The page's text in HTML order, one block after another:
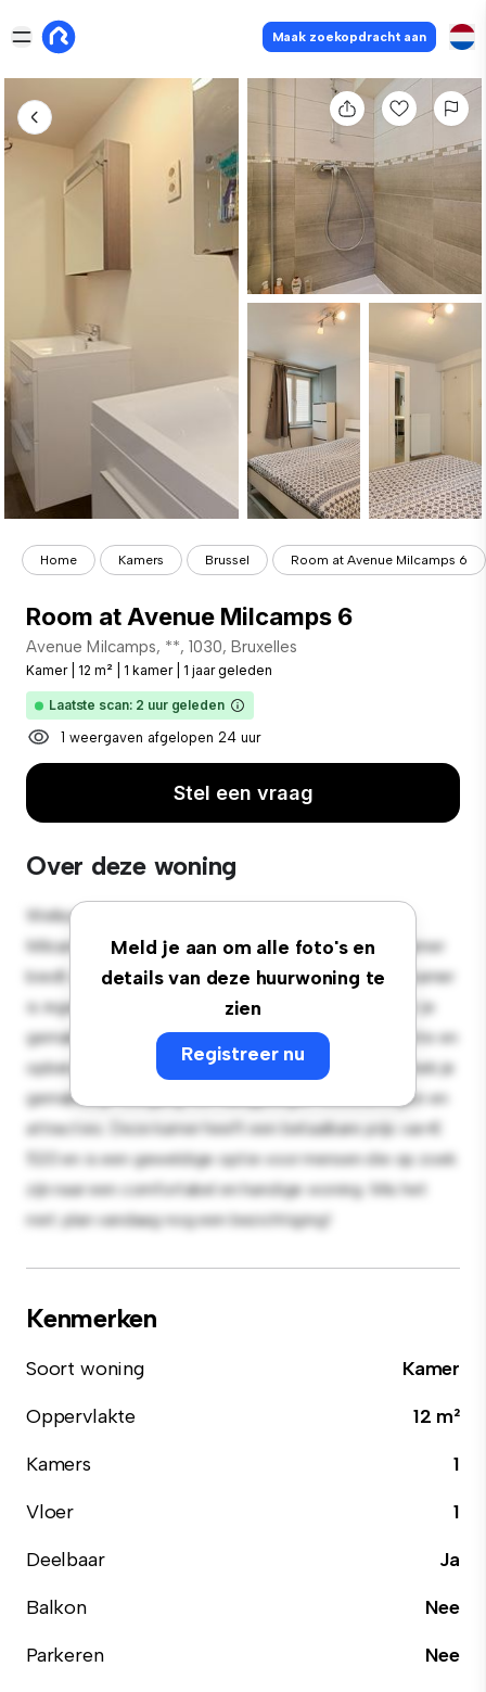
Maak zoekopdracht aan
Home Kamers Brussel Room at Avenue Milcamps 6
Room at Avenue Milcamps 6
Avenue Milcamps, **, 1030, Bruxelles
Kamer 12 m² 1 kamer 1 jaar geleden
Laatste scan: 2 uur geleden
1 weergaven afgelopen 24 uur
Stel een vraag
Over deze woning
Meld je aan om alle foto's en
details van deze huurwoning te
zien
Registreer nu
Welkom bij je nieuwe toevluchtsoord in Avenue
Milcamps, 6, 1030, Bruxelles! Deze comfortabele kamer
biedt een rustige en persoonlijke leefruimte. Deze kamer
is ingericht met de essentiële benodigdheden voor je
gemak en biedt een comfortabel bed, een werkruimte en
opbergmogelijkheden. Dankzij de gunstige ligging heb je
gemakkelijk toegang tot nabijgelegen voorzieningen en
attracties. Deze kamer heeft een betaalbare prijs van €
520 en is een geweldige optie voor mensen die op zoek
zijn naar een comfortabel en handige woning. Mis het
niet: plan vandaag nog een bezichtiging!
Kenmerken
Soort woning
Kamer
Oppervlakte
12 m²
Kamers
1
Vloer
1
Deelbaar
Ja
Balkon
Nee
Parkeren
Nee